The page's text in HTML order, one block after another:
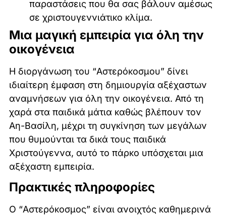
παραστάσεις που θα σας βάλουν αμέσως
σε χριστουγεννιάτικο κλίμα.
Μια μαγική εμπειρία για όλη την
οικογένεια
Η διοργάνωση του “Αστερόκοσμου” δίνει
ιδιαίτερη έμφαση στη δημιουργία αξέχαστων
αναμνήσεων για όλη την οικογένεια. Από τη
χαρά στα παιδικά μάτια καθώς βλέπουν τον
Αη-Βασίλη, μέχρι τη συγκίνηση των μεγάλων
που θυμούνται τα δικά τους παιδικά
Χριστούγεννα, αυτό το πάρκο υπόσχεται μια
αξέχαστη εμπειρία.
Πρακτικές πληροφορίες
Ο “Αστερόκοσμος” είναι ανοιχτός καθημερινά